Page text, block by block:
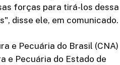
forças para tirá-los dessa
disse ele, em comunicado.
e Pecuária do Brasil (CNA)
e Pecuária do Estado de